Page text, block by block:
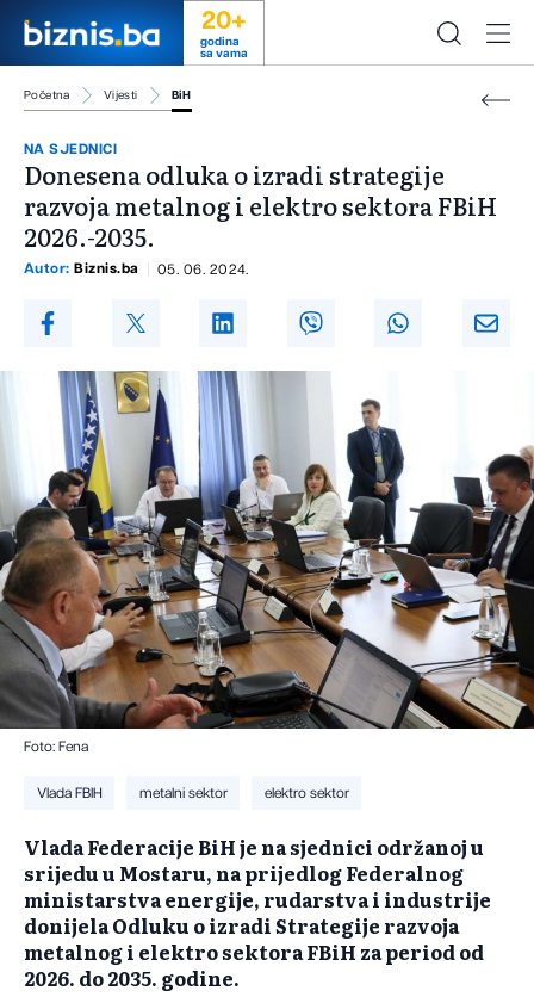
20+
godina
sa vama
Početna Vijesti BiH
NA SJEDNICI
Donesena odluka o izradi strategije
razvoja metalnog i elektro sektora FBiH
2026.-2035.
Autor: Biznis.ba 05. 06. 2024.
Foto: Fena
Vlada FBIH metalni sektor elektro sektor
Vlada Federacije BiH je na sjednici održanoj u
srijedu u Mostaru, na prijedlog Federalnog
ministarstva energije, rudarstva i industrije
donijela Odluku o izradi Strategije razvoja
metalnog i elektro sektora FBiH za period od
2026. do 2035. godine.